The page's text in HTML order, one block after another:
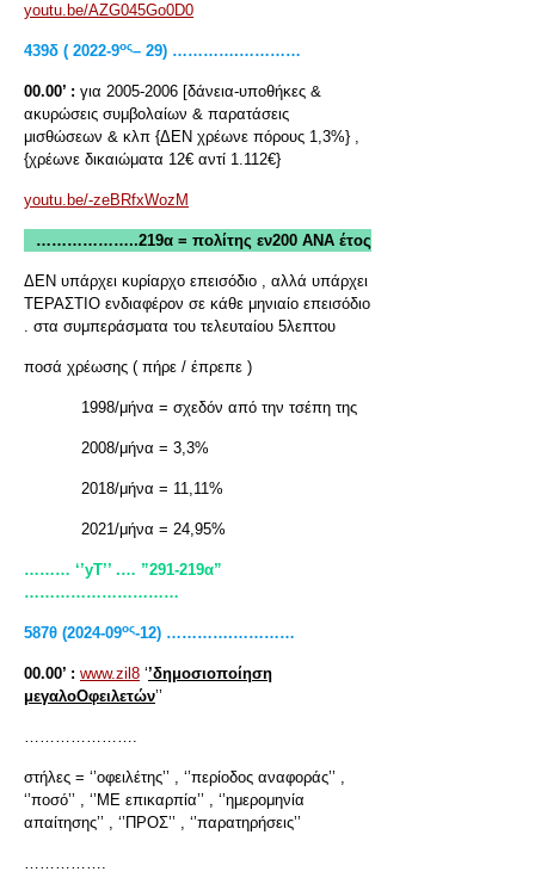
youtu.be/AZG045Go0D0
439δ ( 2022-9ος– 29) ………….…………
00.00’ : για 2005-2006 [δάνεια-υποθήκες &
ακυρώσεις συμβολαίων & παρατάσεις
μισθώσεων & κλπ {ΔΕΝ χρέωνε πόρους 1,3%} ,
{χρέωνε δικαιώματα 12€ αντί 1.112€}
youtu.be/-zeBRfxWozM
………………..219α = πολίτης εν200 ΑΝΑ έτος
ΔΕΝ υπάρχει κυρίαρχο επεισόδιο , αλλά υπάρχει
ΤΕΡΑΣΤΙΟ ενδιαφέρον σε κάθε μηνιαίο επεισόδιο
. στα συμπεράσματα του τελευταίου 5λεπτου
ποσά χρέωσης ( πήρε / έπρεπε )
1998/μήνα = σχεδόν από την τσέπη της
2008/μήνα = 3,3%
2018/μήνα = 11,11%
2021/μήνα = 24,95%
……… ‘’yT’’ .… ”291-219α”
…………………………
587θ (2024-09ος-12) ………….…………
00.00’ : www.zil8 ‘’δημοσιοποίηση
μεγαλοΟφειλετών’’
………………….
στήλες = ‘’οφειλέτης’’ , ‘’περίοδος αναφοράς’’ ,
‘’ποσό’’ , ‘’ΜΕ επικαρπία’’ , ‘’ημερομηνία
απαίτησης’’ , ‘’ΠΡΟΣ’’ , ‘’παρατηρήσεις’’
…………….